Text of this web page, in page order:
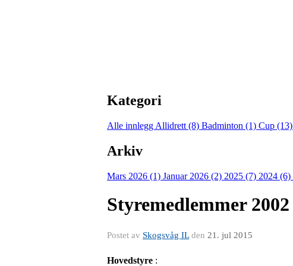
Kategori
Alle innlegg Allidrett (8) Badminton (1) Cup (13)
Arkiv
Mars 2026 (1) Januar 2026 (2) 2025 (7) 2024 (6)
Styremedlemmer 2002
Postet av Skogsvåg ILden 21. jul 2015
Hovedstyre :